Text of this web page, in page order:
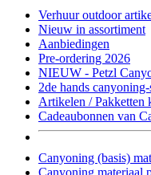
Verhuur outdoor
Nieuw in assortiment
Aanbiedingen
Pre-ordering 2026
NIEUW - Petzl
2de hands
Artikelen / Pakketten
Cadeaubonnen van
Canyoning (basis)
Canyoning materiaal